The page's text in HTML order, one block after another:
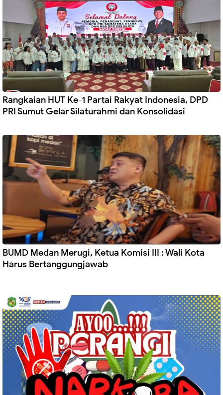
Rangkaian HUT Ke-1 Partai Rakyat Indonesia, DPD
PRI Sumut Gelar Silaturahmi dan Konsolidasi
BUMD Medan Merugi, Ketua Komisi III : Wali Kota
Harus Bertanggungjawab